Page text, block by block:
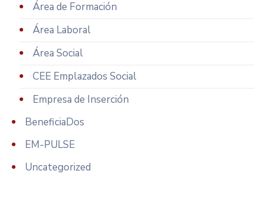
Área de Formación
Área Laboral
Área Social
CEE Emplazados Social
Empresa de Inserción
BeneficiaDos
EM-PULSE
Uncategorized